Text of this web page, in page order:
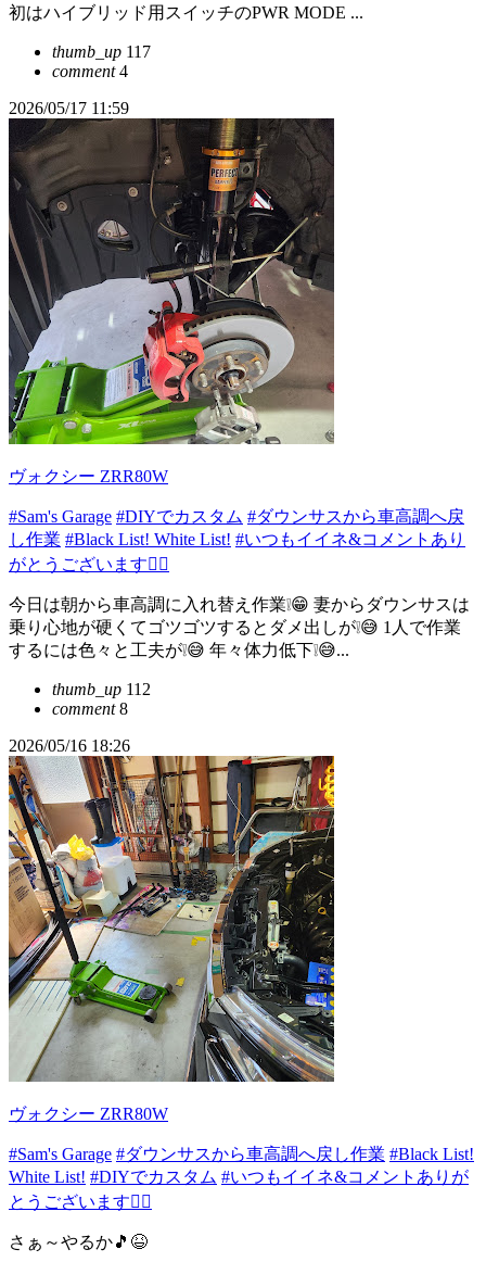
初はハイブリッド用スイッチのPWR MODE ...
thumb_up 117
comment4
2026/05/17 11:59
ヴォクシー ZRR80W
#Sam's Garage #DIYでカスタム #ダウンサスから車高調へ戻
し作業 #Black List! White List! #いつもイイネ&コメントあり
がとうございます🙇‍♂️
今日は朝から車高調に入れ替え作業❕😁 妻からダウンサスは
乗り心地が硬くてゴツゴツするとダメ出しが❕😅 1人で作業
するには色々と工夫が❕😅 年々体力低下❕😅...
thumb_up 112
comment8
2026/05/16 18:26
ヴォクシー ZRR80W
#Sam's Garage #ダウンサスから車高調へ戻し作業 #Black List!
White List! #DIYでカスタム #いつもイイネ&コメントありが
とうございます🙇‍♂️
さぁ～やるか🎵😆